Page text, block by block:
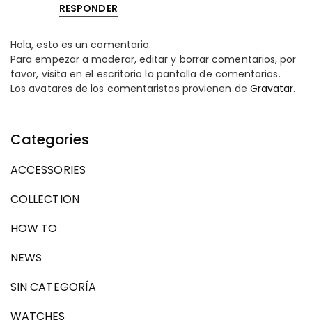
RESPONDER
Hola, esto es un comentario.
Para empezar a moderar, editar y borrar comentarios, por
favor, visita en el escritorio la pantalla de comentarios.
Los avatares de los comentaristas provienen de Gravatar.
Categories
ACCESSORIES
COLLECTION
HOW TO
NEWS
SIN CATEGORÍA
WATCHES